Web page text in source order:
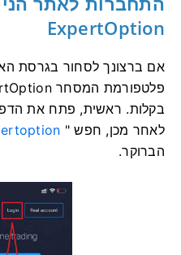
ExpertOption
אם ברצונך לסחור בגרסת
בקלות. ראשית, פתח את
לאחר מכן, חפש "
הברוקר.